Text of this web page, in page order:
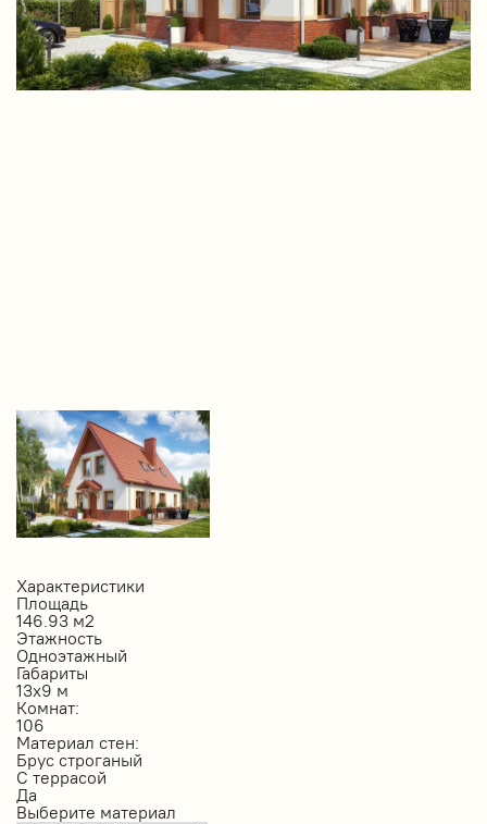
Характеристики
Площадь
146.93 м2
Этажность
Одноэтажный
Габариты
13х9 м
Комнат:
106
Материал стен:
Брус строганый
С террасой
Да
Выберите материал